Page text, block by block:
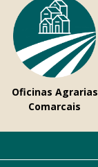
Oficinas Agrarias
Comarcais